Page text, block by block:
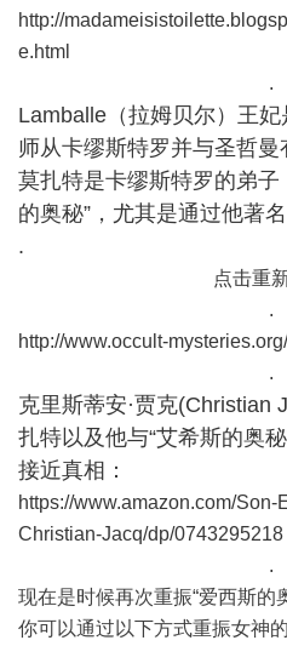
http://
e.html
.
Lamballe（拉姆贝尔）王妃
师从卡缪斯特罗并与圣哲曼
莫扎特是卡缪斯特罗的弟子
的奥秘”，尤其是通过他著
.
点击重
.
http://www.occult-
.
克里斯蒂安·贾克(Christian
扎特以及他与“艾希斯的奥
接近真相：
https://www.amazon.com/
Christian-Jacq/dp/0743295218
.
现在是时候再次重振“爱西斯的
你可以通过以下方式重振女神